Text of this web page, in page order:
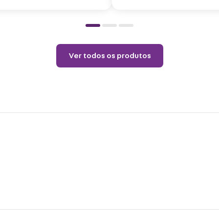
Ver todos os produtos